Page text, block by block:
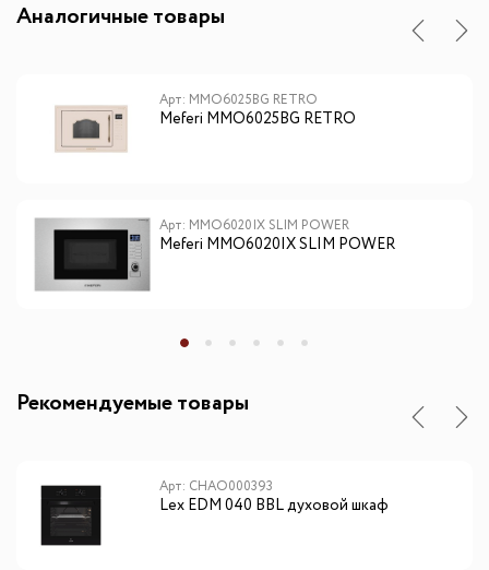
Аналогичные товары
Арт: MMO6025BG RETRO
Meferi MMO6025BG RETRO
Арт: MMO6020IX SLIM POWER
Meferi MMO6020IX SLIM POWER
Рекомендуемые товары
Арт: CHAO000393
Lex EDM 040 BBL духовой шкаф